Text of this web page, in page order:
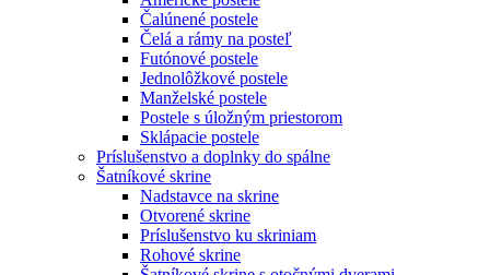
Čalúnené postele
Čelá a rámy na posteľ
Futónové postele
Jednolôžkové postele
Manželské postele
Postele s úložným priestorom
Sklápacie postele
Príslušenstvo a doplnky do spálne
Šatníkové skrine
Nadstavce na skrine
Otvorené skrine
Príslušenstvo ku skriniam
Rohové skrine